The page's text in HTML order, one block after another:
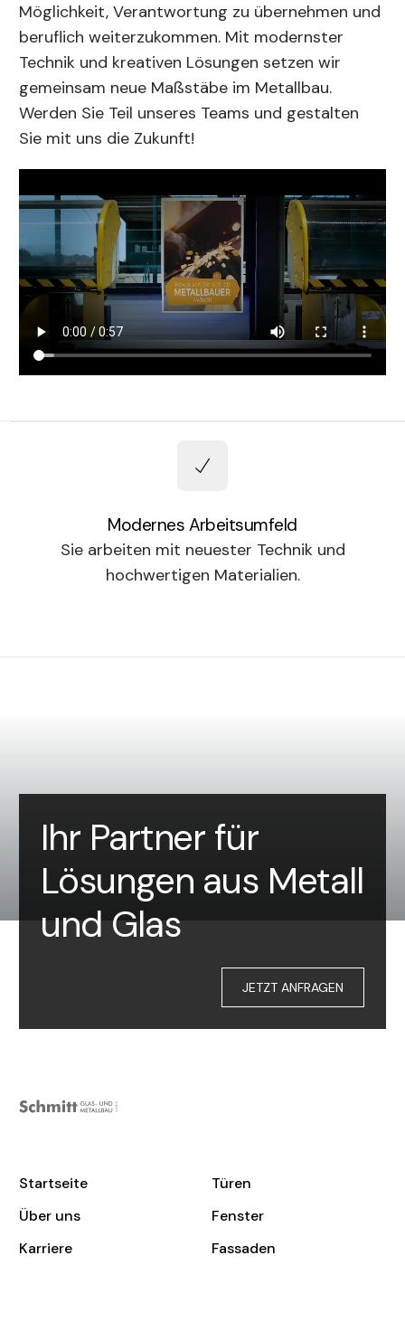
Möglichkeit, Verantwortung zu übernehmen und
beruflich weiterzukommen. Mit modernster
Technik und kreativen Lösungen setzen wir
gemeinsam neue Maßstäbe im Metallbau.
Werden Sie Teil unseres Teams und gestalten
Sie mit uns die Zukunft!
Modernes Arbeitsumfeld
Sie arbeiten mit neuester Technik und
hochwertigen Materialien.
Ihr Partner für
Lösungen aus Metall
und Glas
JETZT ANFRAGEN
Startseite
Über uns
Karriere
Türen
Fenster
Fassaden